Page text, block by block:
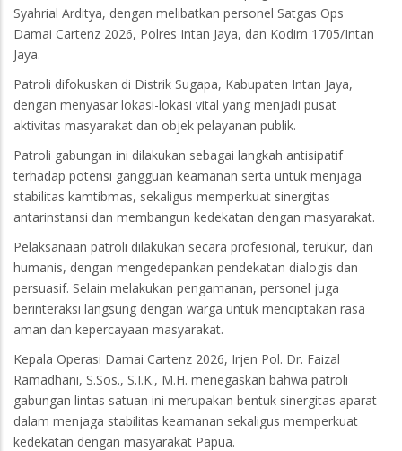
Syahrial Arditya, dengan melibatkan personel Satgas Ops
Damai Cartenz 2026, Polres Intan Jaya, dan Kodim 1705/Intan
Jaya.
Patroli difokuskan di Distrik Sugapa, Kabupaten Intan Jaya,
dengan menyasar lokasi-lokasi vital yang menjadi pusat
aktivitas masyarakat dan objek pelayanan publik.
Patroli gabungan ini dilakukan sebagai langkah antisipatif
terhadap potensi gangguan keamanan serta untuk menjaga
stabilitas kamtibmas, sekaligus memperkuat sinergitas
antarinstansi dan membangun kedekatan dengan masyarakat.
Pelaksanaan patroli dilakukan secara profesional, terukur, dan
humanis, dengan mengedepankan pendekatan dialogis dan
persuasif. Selain melakukan pengamanan, personel juga
berinteraksi langsung dengan warga untuk menciptakan rasa
aman dan kepercayaan masyarakat.
Kepala Operasi Damai Cartenz 2026, Irjen Pol. Dr. Faizal
Ramadhani, S.Sos., S.I.K., M.H. menegaskan bahwa patroli
gabungan lintas satuan ini merupakan bentuk sinergitas aparat
dalam menjaga stabilitas keamanan sekaligus memperkuat
kedekatan dengan masyarakat Papua.